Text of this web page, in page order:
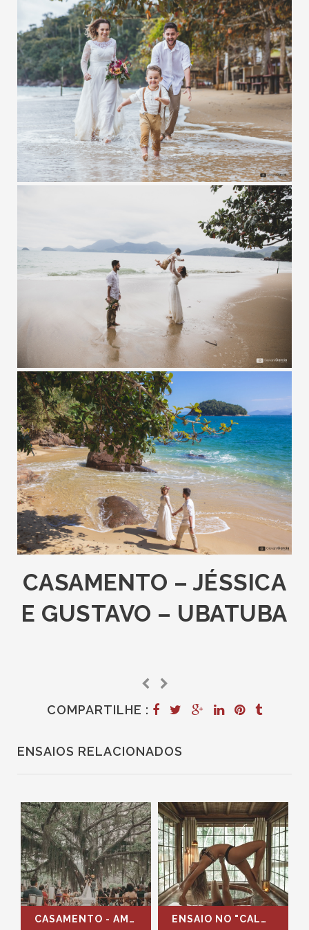
CASAMENTO – JÉSSICA
E GUSTAVO – UBATUBA
COMPARTILHE :
ENSAIOS RELACIONADOS
CASAMENTO - AMANDA E FELIPE - ITANHANGÁ ENSAIO NO "CALOR" DA SERRA